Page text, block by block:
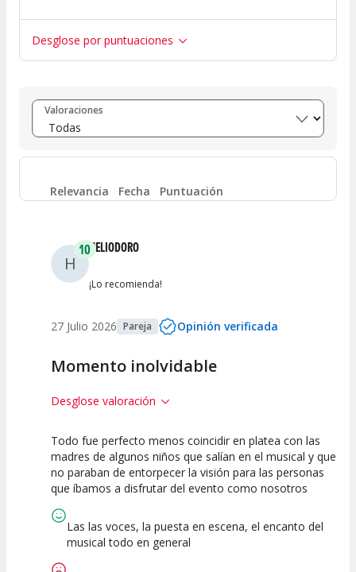
Desglose por puntuaciones
Entre 8 y 10 (12)
Entre 6 y 8 (0)
Entre 4 y 6 0
Entre 0 y 2
Valoraciones
Relevancia Fecha Puntuación
H
10HELIODORO
¡Lo recomienda!
27 Julio 2026 Pareja Opinión verificada
Momento inolvidable
Desglose valoración
10
Calidad del
Espectáculo
10
Puesta en
Escena
10
Interpretación
artística
Todo fue perfecto menos coincidir en platea con las
madres de algunos niños que salían en el musical y que
no paraban de entorpecer la visión para las personas
que íbamos a disfrutar del evento como nosotros
Las las voces, la puesta en escena, el encanto del
musical todo en general